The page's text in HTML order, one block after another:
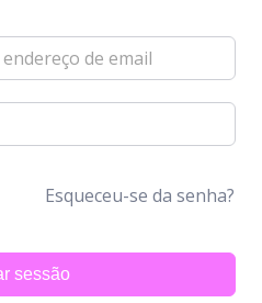
Esqueceu-se da senha?
sessão